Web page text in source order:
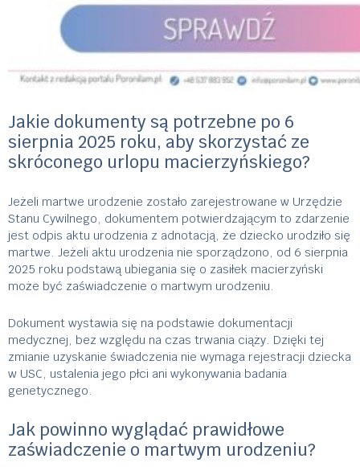
Jakie dokumenty są potrzebne po 6
sierpnia 2025 roku, aby skorzystać ze
skróconego urlopu macierzyńskiego?
Jeżeli martwe urodzenie zostało zarejestrowane w Urzędzie
Stanu Cywilnego, dokumentem potwierdzającym to zdarzenie
jest odpis aktu urodzenia z adnotacją, że dziecko urodziło się
martwe. Jeżeli aktu urodzenia nie sporządzono, od 6 sierpnia
2025 roku podstawą ubiegania się o zasiłek macierzyński
może być zaświadczenie o martwym urodzeniu.
Dokument wystawia się na podstawie dokumentacji
medycznej, bez względu na czas trwania ciąży. Dzięki tej
zmianie uzyskanie świadczenia nie wymaga rejestracji dziecka
w USC, ustalenia jego płci ani wykonywania badania
genetycznego.
Jak powinno wyglądać prawidłowe
zaświadczenie o martwym urodzeniu?